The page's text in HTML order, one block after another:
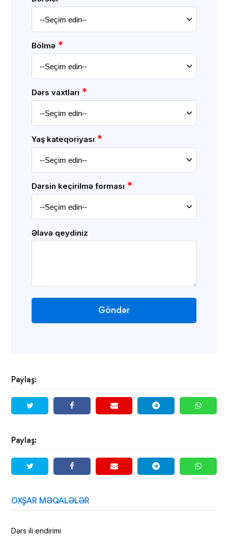
Bölmə *
Dərs vaxtları *
Yaş kateqoriyası *
Dərsin keçirilmə forması *
Əlavə qeydiniz
Göndər
Paylaş:
Paylaş:
OXŞAR MƏQALƏLƏR
Dərs ili endirimi